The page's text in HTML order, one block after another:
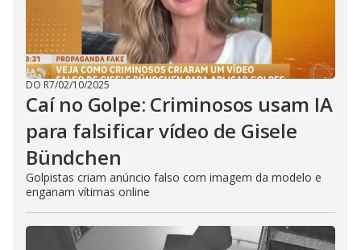
DO R7/02/10/2025
Caí no Golpe: Criminosos usam IA
para falsificar vídeo de Gisele
Bündchen
Golpistas criam anúncio falso com imagem da modelo e
enganam vítimas online